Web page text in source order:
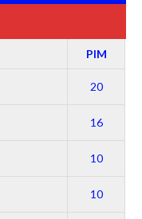
PIM
20
16
10
10